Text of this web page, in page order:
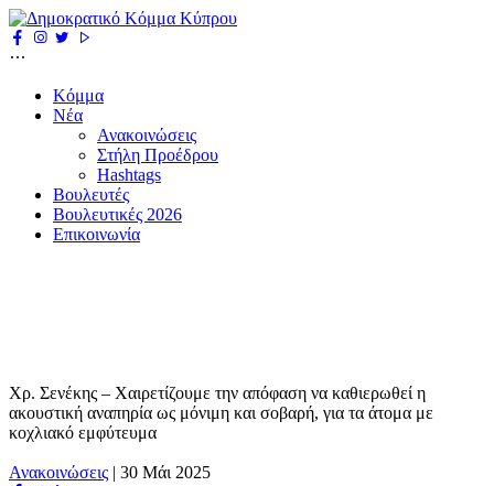
Κόμμα
Νέα
Ανακοινώσεις
Στήλη Προέδρου
Hashtags
Βουλευτές
Βουλευτικές 2026
Επικοινωνία
Χρ. Σενέκης – Χαιρετίζουμε την απόφαση να καθιερωθεί η
ακουστική αναπηρία ως μόνιμη και σοβαρή, για τα άτομα με
κοχλιακό εμφύτευμα
Ανακοινώσεις | 30 Μάι 2025